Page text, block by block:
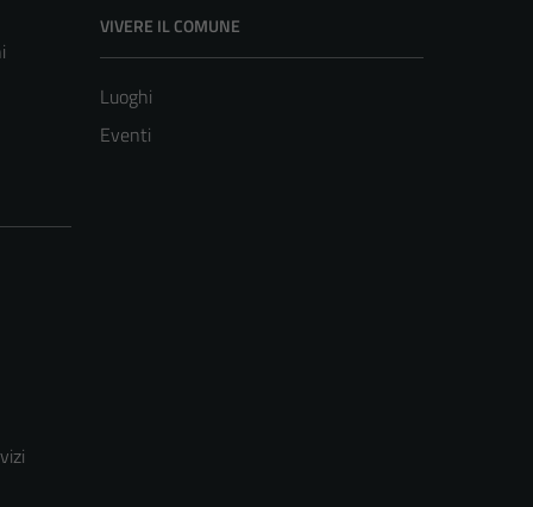
VIVERE IL COMUNE
Luoghi
Eventi